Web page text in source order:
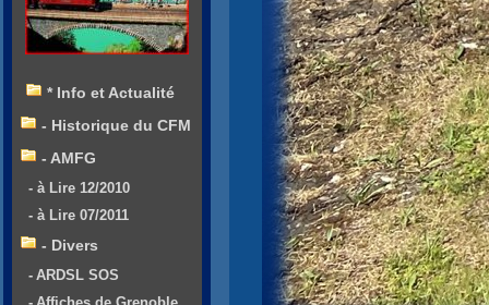
* Info et Actualité
- Historique du CFM
- AMFG
- à Lire 12/2010
- à Lire 07/2011
- Divers
- ARDSL SOS